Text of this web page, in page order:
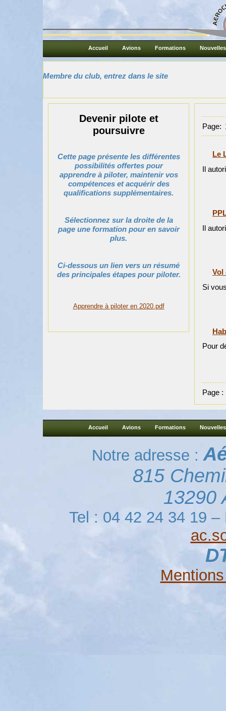
Accueil Avions Formations Nouvelles
Membre du club, entrez dans le site
Devenir pilote et
poursuivre
Cette page présente les différentes
possibilités offertes pour
apprendre à piloter, maintenir vos
compétences et acquérir des
qualifications supplémentaires.
Sélectionnez sur la droite de la
page une formation pour en savoir
plus.
Ci-dessous un lien vers un résumé
des principales étapes pour piloter.
Apprendre à piloter en 2020.pdf
Page:
Le
Il
Il
Vol
Si
Pour
Page :
Accueil Avions Formations Nouvelles
Notre adresse :
815
13290
Tel : 04 42 24 34 19